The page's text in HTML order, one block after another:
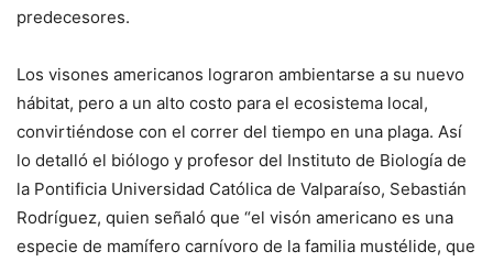
predecesores.
Los visones americanos lograron ambientarse a su nuevo
hábitat, pero a un alto costo para el ecosistema local,
convirtiéndose con el correr del tiempo en una plaga. Así
lo detalló el biólogo y profesor del Instituto de Biología de
la Pontificia Universidad Católica de Valparaíso, Sebastián
Rodríguez, quien señaló que “el visón americano es una
especie de mamífero carnívoro de la familia mustélide, que